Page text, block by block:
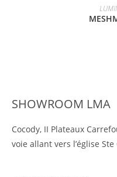
SHOWROOM LMA
Cocody, II Plateaux
voie allant vers l’église Ste